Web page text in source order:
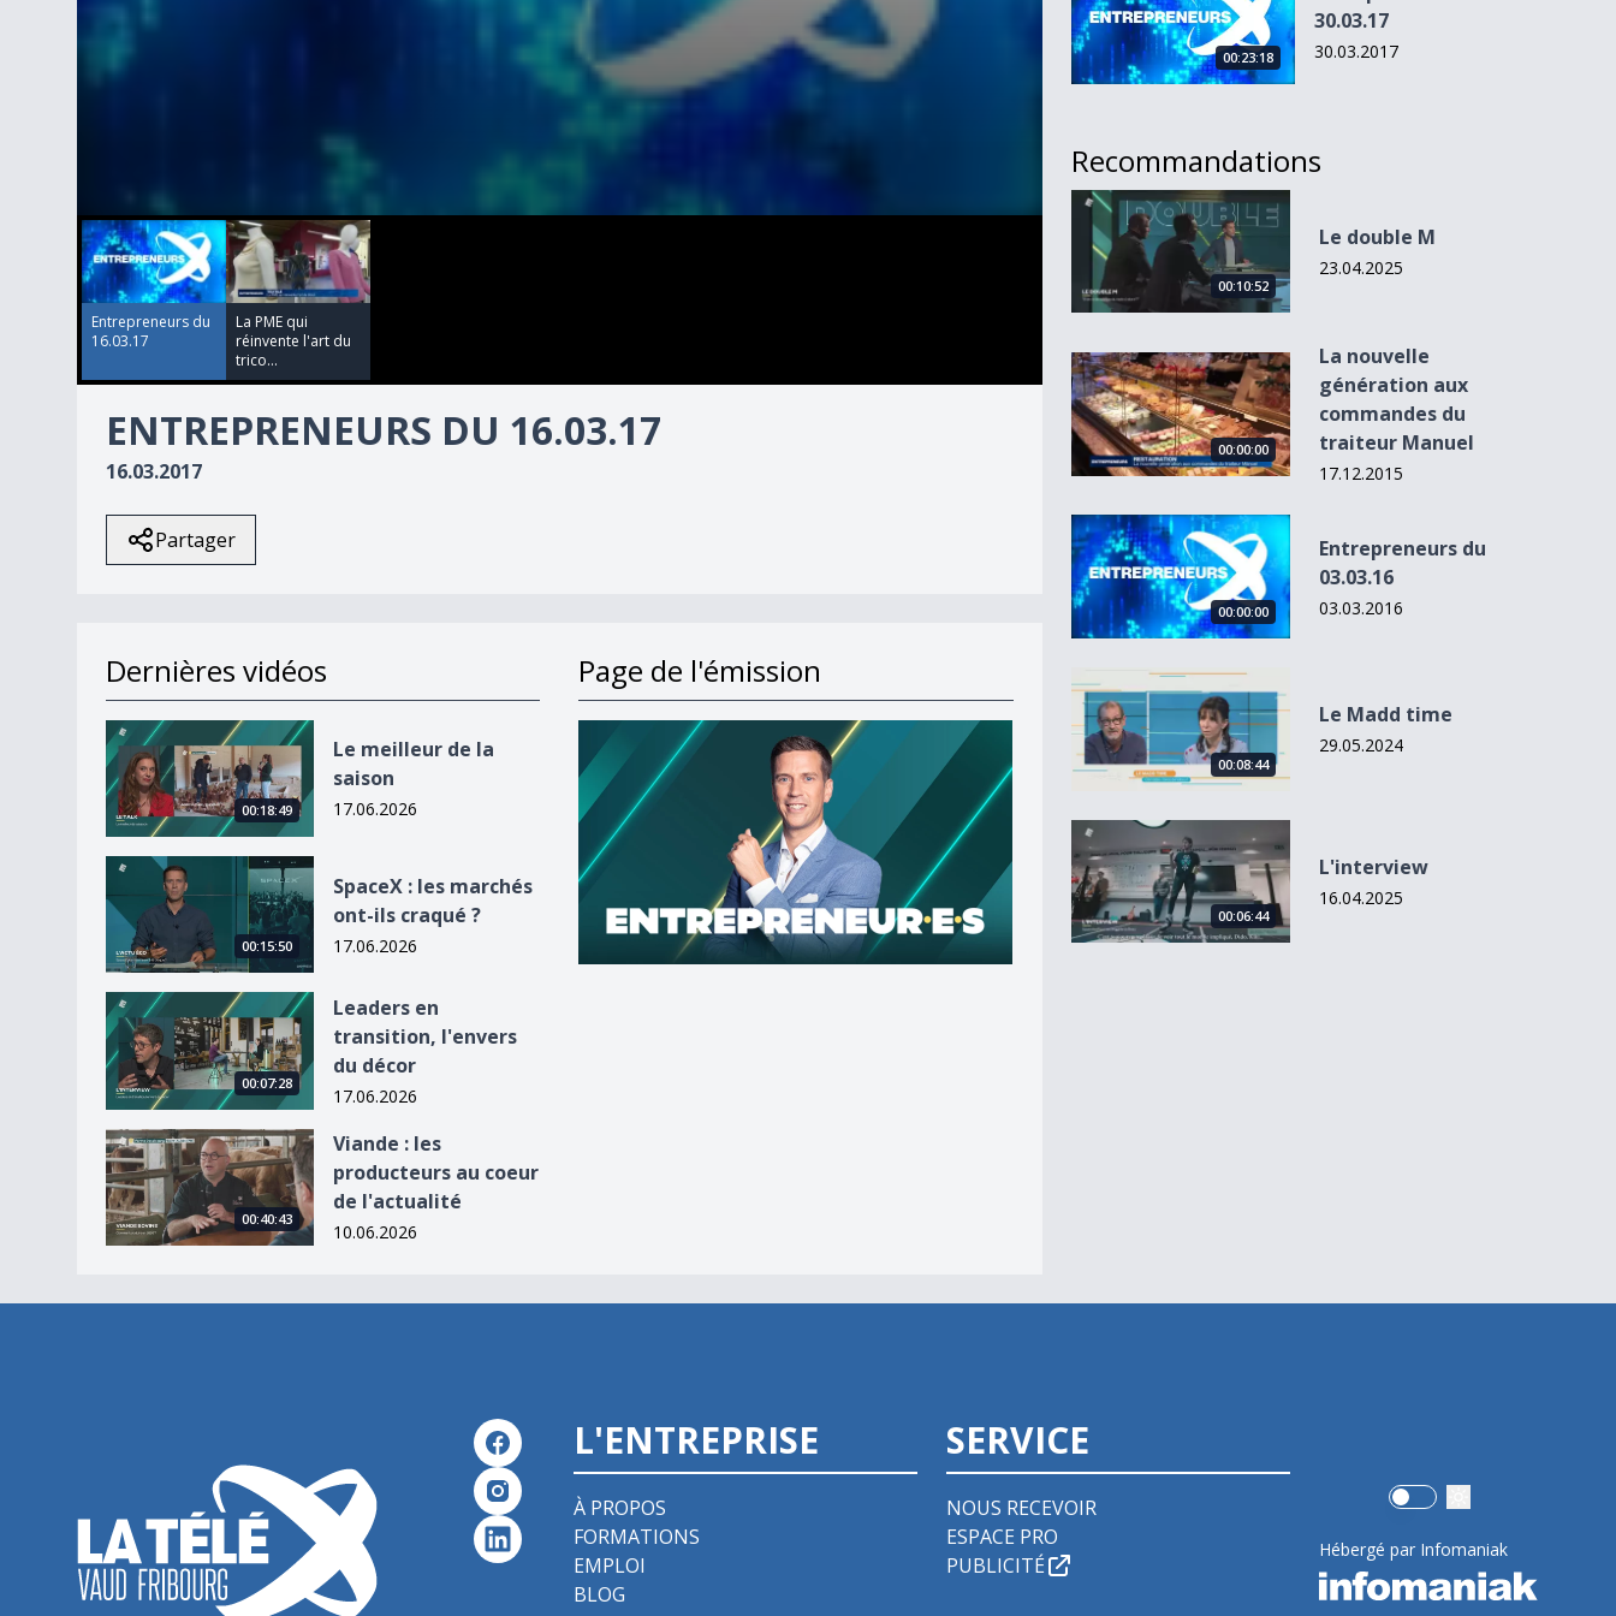
0
seconds
of
23
minutes,
19
seconds
Entrepreneurs du
16.03.17
La PME qui
réinvente l'art du
trico...
ENTREPRENEURS DU 16.03.17
16.03.2017
Partager
Dernières vidéos
Le meilleur de la saison
00:18:49
Le meilleur de la
saison
17.06.2026
SpaceX : les marchés ont-ils craqué ?
00:15:50
SpaceX : les marchés
ont-ils craqué ?
17.06.2026
Leaders en transition, l&#039;envers du décor
00:07:28
Leaders en
transition, l'envers
du décor
17.06.2026
Viande : les producteurs au coeur de l&#039;actualité
00:40:43
Viande : les
producteurs au coeur
de l'actualité
10.06.2026
Page de l'émission
00:23:18
30.03.17
30.03.2017
Recommandations
Le double M
00:10:52
Le double M
23.04.2025
La nouvelle génération aux commandes du traiteur Manuel
00:00:00
La nouvelle
génération aux
commandes du
traiteur Manuel
17.12.2015
Entrepreneurs du 03.03.16
00:00:00
Entrepreneurs du
03.03.16
03.03.2016
Le Madd time
00:08:44
Le Madd time
29.05.2024
L&#039;interview
00:06:44
L'interview
16.04.2025
L'ENTREPRISE
À PROPOS
FORMATIONS
EMPLOI
BLOG
SERVICE
NOUS RECEVOIR
ESPACE PRO
PUBLICITÉ
Use setting
Hébergé par Infomaniak